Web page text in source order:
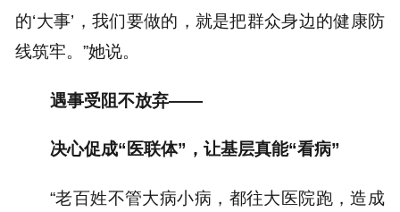
的‘大事’，我们要做的，就是把群众身边的健康防
线筑牢。”她说。
遇事受阻不放弃——
决心促成“医联体”，让基层真能“看病”
“老百姓不管大病小病，都往大医院跑，造成